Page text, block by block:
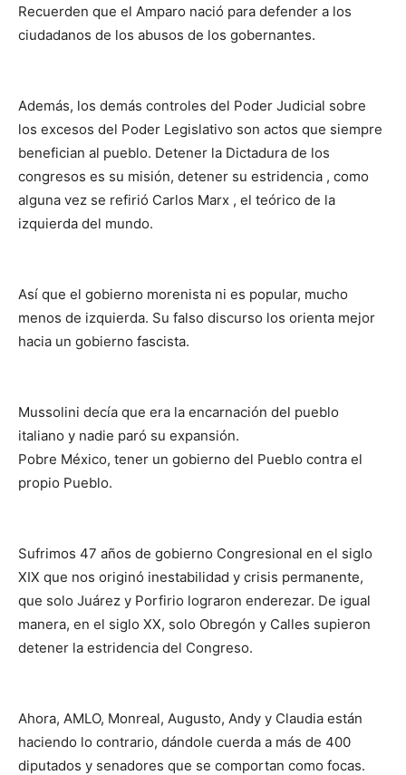
Recuerden que el Amparo nació para defender a los
ciudadanos de los abusos de los gobernantes.
Además, los demás controles del Poder Judicial sobre
los excesos del Poder Legislativo son actos que siempre
benefician al pueblo. Detener la Dictadura de los
congresos es su misión, detener su estridencia , como
alguna vez se refirió Carlos Marx , el teórico de la
izquierda del mundo.
Así que el gobierno morenista ni es popular, mucho
menos de izquierda. Su falso discurso los orienta mejor
hacia un gobierno fascista.
Mussolini decía que era la encarnación del pueblo
italiano y nadie paró su expansión.
Pobre México, tener un gobierno del Pueblo contra el
propio Pueblo.
Sufrimos 47 años de gobierno Congresional en el siglo
XIX que nos originó inestabilidad y crisis permanente,
que solo Juárez y Porfirio lograron enderezar. De igual
manera, en el siglo XX, solo Obregón y Calles supieron
detener la estridencia del Congreso.
Ahora, AMLO, Monreal, Augusto, Andy y Claudia están
haciendo lo contrario, dándole cuerda a más de 400
diputados y senadores que se comportan como focas.